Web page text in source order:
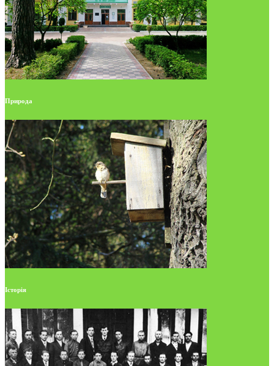
Природа
Історія